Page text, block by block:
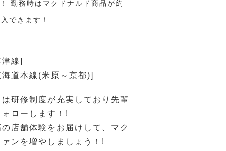
勤務時はマクドナルド商品が約
できます！
線]
道本線(米原～京都)]
研修制度が充実しており先輩
ローします！!
店舗体験をお届けして、マク
ァンを増やしましょう！!